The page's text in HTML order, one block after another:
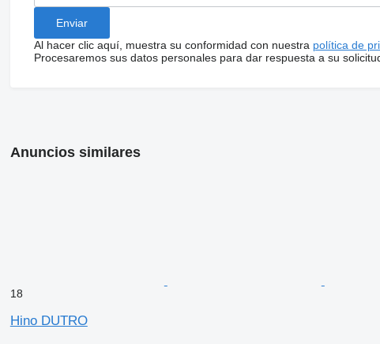
Al hacer clic aquí, muestra su conformidad con nuestra política de
Procesaremos sus datos personales para dar respuesta a su
Anuncios similares
18
Hino DUTRO